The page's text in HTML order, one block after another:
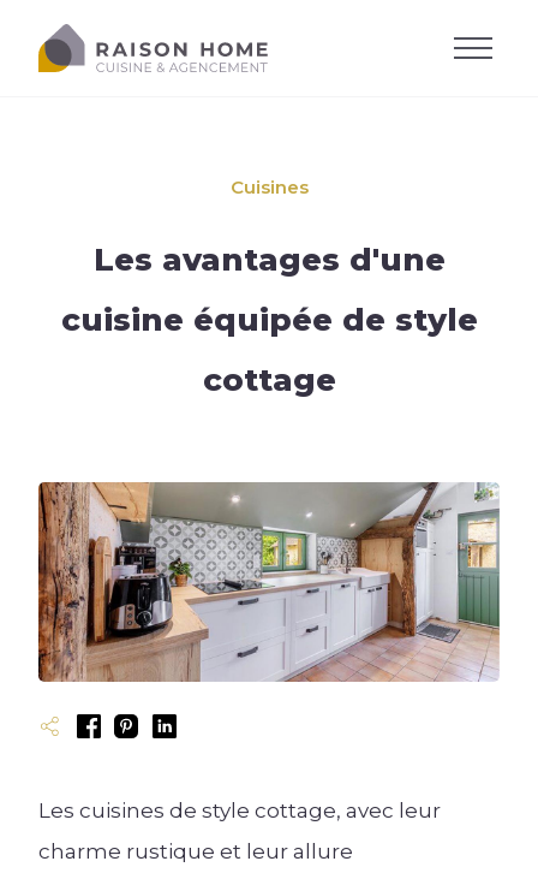
Toutes les cuisines
Évier et robinetterie
Accessoires
Meubles de cuisine équipée
Plan de travail et crédence
Les univers Raison Home
Les types de dressing
Accessoires
Aménagement sur-mesure
Rangement sur-mesure
Tous les salons
Salon sur-mesure
Bibliothèque sur-mesure
Agencements de salon-séjour
Meubles TV
Blog univers Salon
Cuisines
Les avantages d'une
cuisine équipée de style
cottage
Les cuisines de style cottage, avec leur
charme rustique et leur allure